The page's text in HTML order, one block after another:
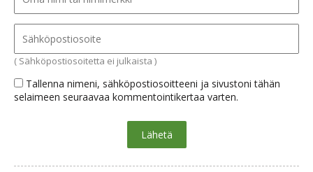
( Sähköpostiosoitetta ei julkaista )
Tallenna nimeni, sähköpostiosoitteeni ja sivustoni tähän
selaimeen seuraavaa kommentointikertaa varten.